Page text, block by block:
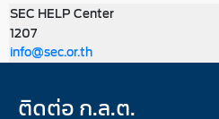
SEC HELP Center
1207
info@sec.or.th
ติดต่อ ก.ล.ต.